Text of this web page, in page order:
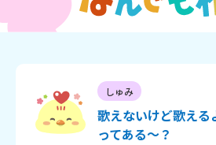
しゅみ
歌えないけど歌える
ってある～？